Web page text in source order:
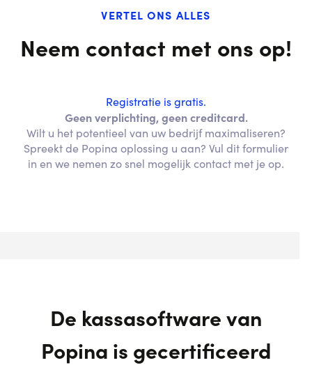
VERTEL ONS ALLES
Neem contact met ons op!
Registratie is gratis.
Geen verplichting, geen creditcard.
Wilt u het potentieel van uw bedrijf maximaliseren?
Spreekt de Popina oplossing u aan? Vul dit formulier
in en we nemen zo snel mogelijk contact met je op.
De kassasoftware van
Popina is gecertificeerd